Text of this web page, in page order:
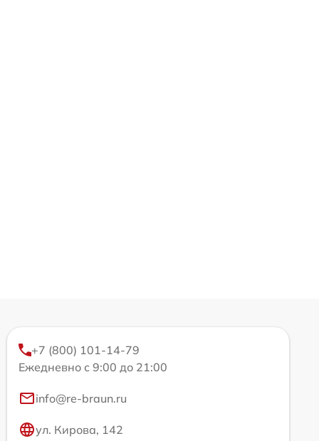
+7 (800) 101-14-79
Ежедневно с 9:00 до 21:00
info@re-braun.ru
ул. Кирова, 142